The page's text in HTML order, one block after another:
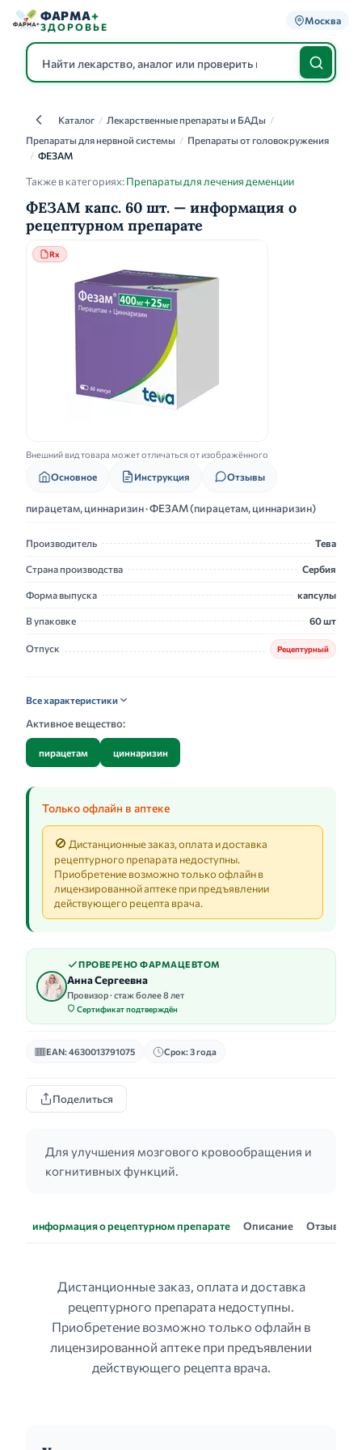
ФАРМА+
ЗДОРОВЬЕ
Москва
КаталогКаталог / Лекарственные препараты и БАДы /
Препараты для нервной системы / Препараты от головокружения
/ ФЕЗАМ
Также в категориях:Препараты для лечения деменции
ФЕЗАМ капс. 60 шт. — информация о
рецептурном препарате
Rx
Внешний вид товара может отличаться от изображённого
Основное Инструкция Отзывы
пирацетам, циннаризин · ФЕЗАМ (пирацетам, циннаризин)
Производитель Тева
Страна производства Сербия
Форма выпуска капсулы
В упаковке 60 шт
Отпуск Рецептурный
Все характеристики
Активное вещество:
пирацетам циннаризин
Только офлайн в аптеке
🚫 Дистанционные заказ, оплата и доставка
рецептурного препарата недоступны.
Приобретение возможно только офлайн в
лицензированной аптеке при предъявлении
действующего рецепта врача.
ПРОВЕРЕНО ФАРМАЦЕВТОМ
Анна Сергеевна
Провизор · стаж более 8 лет
Сертификат подтверждён
EAN: 4630013791075 Срок: 3 года
Поделиться
Для улучшения мозгового кровообращения и
когнитивных функций.
информация о рецептурном препарате Описание Отзывы
Дистанционные заказ, оплата и доставка
рецептурного препарата недоступны.
Приобретение возможно только офлайн в
лицензированной аптеке при предъявлении
действующего рецепта врача.